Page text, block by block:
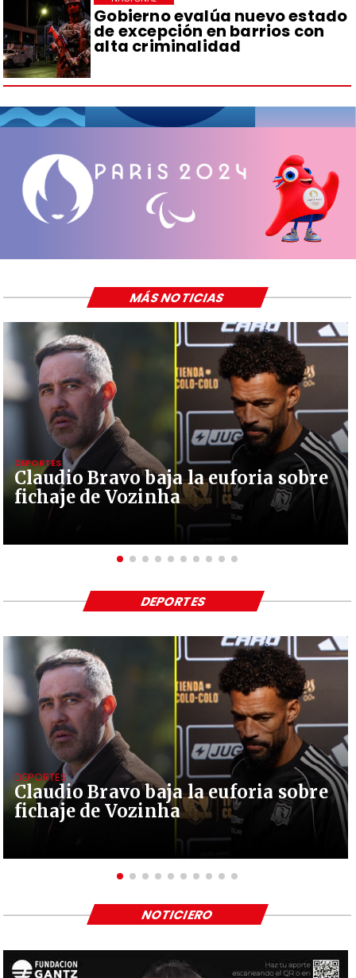
Gobierno evalúa nuevo estado
de excepción en barrios con
alta criminalidad
Claudio Bravo baja la euforia sobre
fichaje de Vozinha
DEPORTES
MÁS NOTICIAS
Claudio Bravo baja la euforia sobre
fichaje de Vozinha
DEPORTES
DEPORTES
NOTICIERO